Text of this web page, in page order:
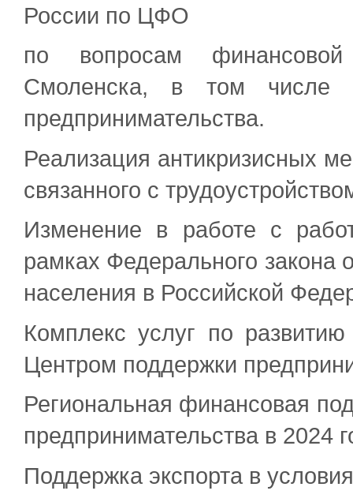
России по ЦФО
по вопросам финансовой
Смоленска, в том числе
предпринимательства.
Реализация антикризисных
связанного с
Изменение в работе с
рамках Федерального
населения в Российской
Комплекс услуг по
Центром поддержки
Региональная финансовая
предпринимательства в 2024
Поддержка экспорта в